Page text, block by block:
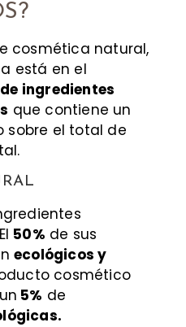
cosmética natural,
está en el
ingredientes
que contiene un
sobre el total de
50% de sus
ecológicos y
cosmético
5% de